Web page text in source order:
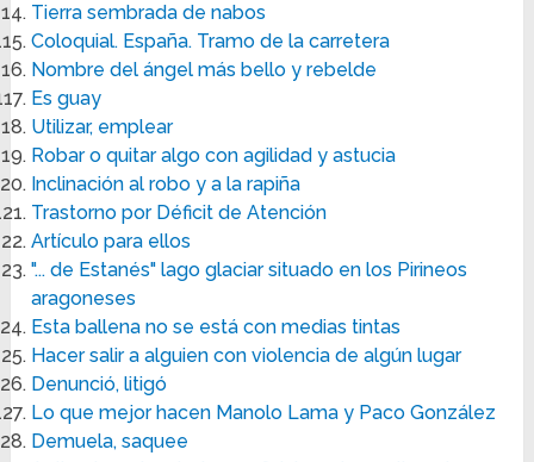
Tierra sembrada de nabos
Coloquial. España. Tramo de la carretera
Nombre del ángel más bello y rebelde
Es guay
Utilizar, emplear
Robar o quitar algo con agilidad y astucia
Inclinación al robo y a la rapiña
Trastorno por Déficit de Atención
Artículo para ellos
"... de Estanés" lago glaciar situado en los Pirineos
aragoneses
Esta ballena no se está con medias tintas
Hacer salir a alguien con violencia de algún lugar
Denunció, litigó
Lo que mejor hacen Manolo Lama y Paco González
Demuela, saquee